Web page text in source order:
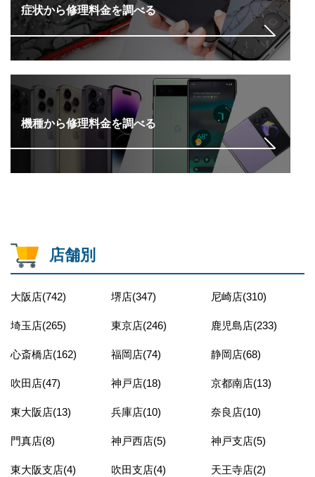
症状から修理料金を調べる
機種から修理料金を調べる
店舗別
大阪店(742) 堺店(347) 尼崎店(310)
埼玉店(265) 東京店(246) 鹿児島店(233)
心斎橋店(162) 福岡店(74) 静岡店(68)
吹田店(47) 神戸店(18) 京都南店(13)
東大阪店(13) 兵庫店(10) 奈良店(10)
門真店(8) 神戸西店(5) 神戸支店(5)
東大阪支店(4) 吹田支店(4) 天王寺店(2)